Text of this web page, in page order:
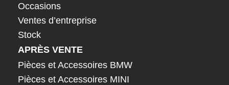
Occasions
Ventes d’entreprise
Stock
APRÈS VENTE
Pièces et Accessoires BMW
Pièces et Accessoires MINI